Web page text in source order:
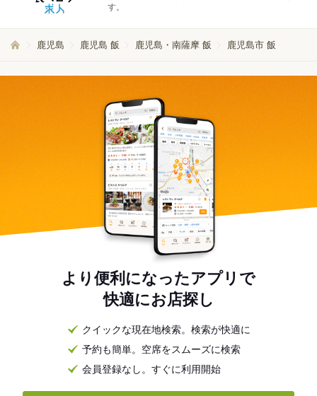
す。
鹿児島 鹿児島 飯 鹿児島・南薩摩 飯 鹿児島市 飯
より便利になったアプリで
快適にお店探し
クイックな現在地検索。検索が快適に
予約も簡単。空席をスムーズに検索
会員登録なし。すぐに利用開始